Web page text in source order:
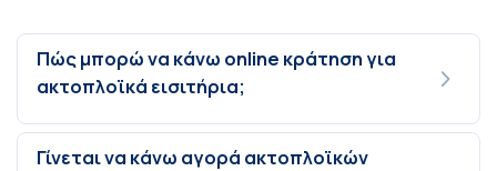
Πώς μπορώ να κάνω online κράτηση για
ακτοπλοϊκά εισιτήρια;
Γίνεται να κάνω αγορά ακτοπλοϊκών